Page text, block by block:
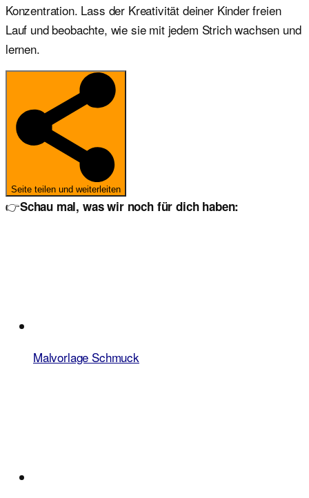
Konzentration. Lass der Kreativität deiner Kinder freien
Lauf und beobachte, wie sie mit jedem Strich wachsen und
lernen.
Seite teilen und weiterleiten
👉Schau mal, was wir noch für dich haben:
Malvorlage Schmuck